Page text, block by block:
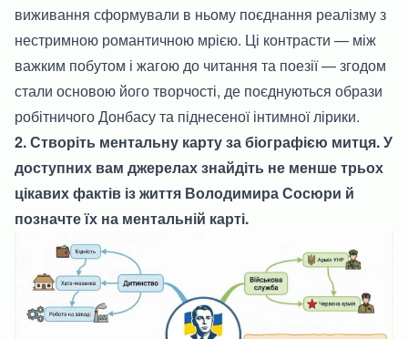
виживання сформували в ньому поєднання реалізму з
нестримною романтичною мрією. Ці контрасти — між
важким побутом і жагою до читання та поезії — згодом
стали основою його творчості, де поєднуються образи
робітничого Донбасу та піднесеної інтимної лірики.
2. Створіть ментальну карту за біографією митця. У
доступних вам джерелах знайдіть не менше трьох
цікавих фактів із життя Володимира Сосюри й
позначте їх на ментальній карті.